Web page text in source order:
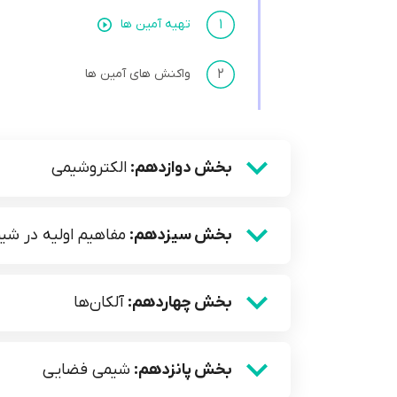
۱ تهیه آمین ها
۲ واکنش های آمین ها
بخش دوازدهم: الکتروشیمی
بخش سیزدهم: مفاهیم اولیه در
بخش چهاردهم: آلکان‌ها
بخش پانزدهم: شیمی فضایی